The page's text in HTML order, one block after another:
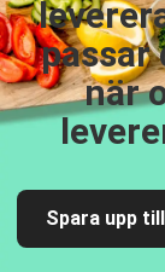
passar
när
Spara upp